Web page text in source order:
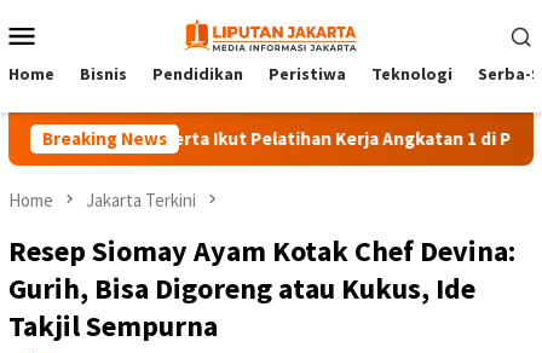
to
Menu
Home Bisnis Pendidikan Peristiwa Teknologi Serba-
Breaking News
140 Peserta Ikut Pelatihan Kerja Angkatan 1 di PPKD Jaksel
Home Jakarta Terkini
Resep Siomay Ayam Kotak Chef Devina:
Gurih, Bisa Digoreng atau Kukus, Ide
Takjil Sempurna